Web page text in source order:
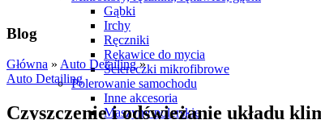
Gąbki
Irchy
Ręczniki
Rękawice do mycia
Ściereczki mikrofibrowe
Polerowanie samochodu
Inne akcesoria
Maszyny polerskie
Blog
Główna » Auto Detailing»
Auto Detailing
Czyszczenie i odświeżanie układu